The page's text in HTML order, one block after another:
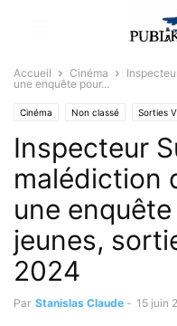
Accueil Cinéma
une enquête pour...
Cinéma Non classé Sorties
Inspecteur
malédiction
une
jeunes,
2024
Par Stanislas Claude - 15 juin